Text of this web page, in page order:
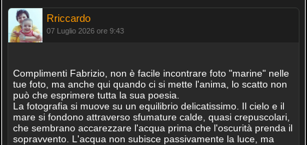
Rriccardo
07 Luglio 2026 ore 9:43
Complimenti Fabrizio, non è facile incontrare foto "marine" nelle
tue foto, ma anche qui quando ci si mette l'anima, lo scatto non
può che esprimere tutta la sua poesia.
La fotografia si muove su un equilibrio delicatissimo. Il cielo e il
mare si fondono attraverso sfumature calde, quasi crepuscolari,
che sembrano accarezzare l'acqua prima che l'oscurità prenda il
sopravvento. L'acqua non subisce passivamente la luce, ma